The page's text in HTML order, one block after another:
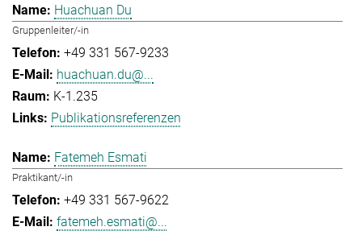
Huachuan Du
Gruppenleiter/-in
+49 331 567-9233
huachuan.du@...
K-1.235
Publikationsreferenzen
Fatemeh Esmati
Praktikant/-in
+49 331 567-9622
fatemeh.esmati@...